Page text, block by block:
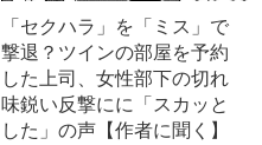
「セクハラ」を「ミス」で
撃退？ツインの部屋を予約
した上司、女性部下の切れ
味鋭い反撃にに「スカッと
した」の声【作者に聞く】